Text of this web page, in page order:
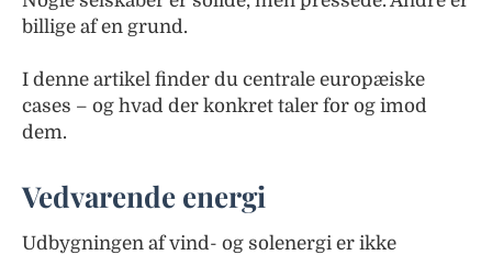
billige af en grund.
I denne artikel finder du centrale europæiske
cases – og hvad der konkret taler for og imod
dem.
Vedvarende energi
Udbygningen af vind- og solenergi er ikke